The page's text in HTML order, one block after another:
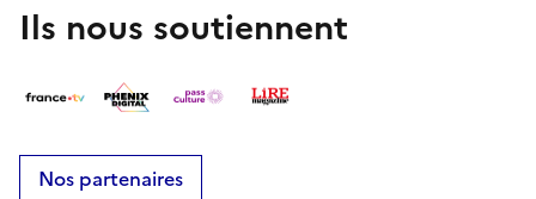
Ils nous soutiennent
Nos partenaires